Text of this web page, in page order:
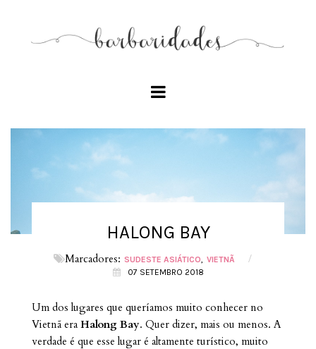
HALONG BAY
Marcadores: SUDESTE ASIÁTICO VIETNÃ /
07 SETEMBRO 2018
Um dos lugares que queríamos muito conhecer no
Vietnã era Halong Bay. Quer dizer, mais ou menos. A
verdade é que esse lugar é altamente turístico, muito